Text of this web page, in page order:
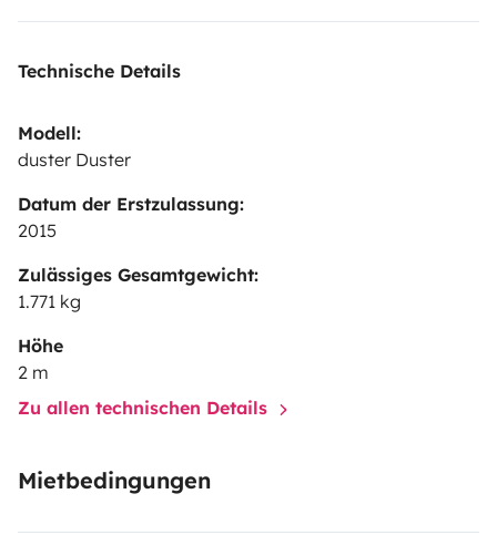
Technische Details
Modell:
duster Duster
Datum der Erstzulassung:
2015
Zulässiges Gesamtgewicht:
1.771 kg
Höhe
2 m
Zu allen technischen Details
Mietbedingungen